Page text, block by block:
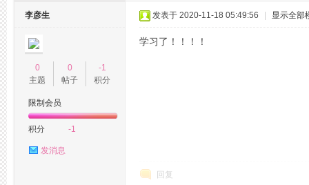
李彦生
0
主题
0
帖子
-1
积分
限制会员
积分 -1
发消息
发表于 2020-11-18 05:49:56 显示全部
学习了！！！！
回复